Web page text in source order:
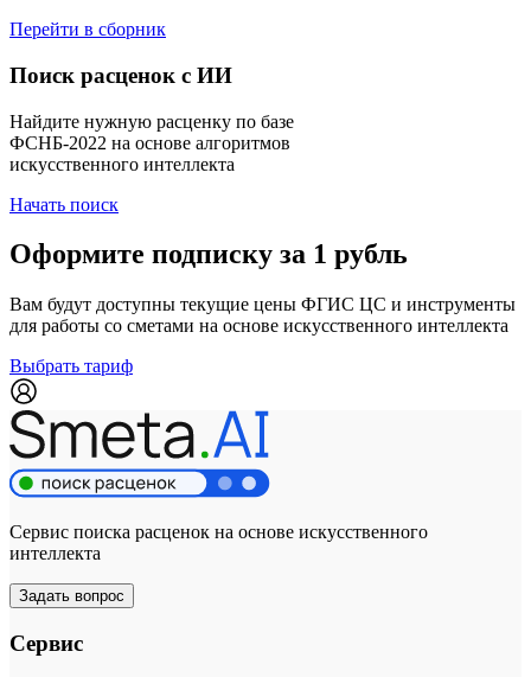
Перейти в сборник
Поиск расценок с ИИ
Найдите нужную расценку по базе
ФСНБ-2022 на основе алгоритмов
искусственного интеллекта
Начать поиск
Оформите подписку за 1 рубль
Вам будут доступны текущие цены ФГИС ЦС и инструменты
для работы со сметами на основе искусственного интеллекта
Выбрать тариф
Сервис поиска расценок на основе искусственного
интеллекта
Задать вопрос
Сервис